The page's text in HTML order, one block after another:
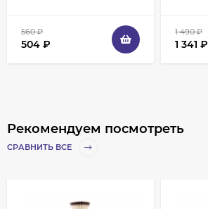
560₽
504 ₽
1 490₽
1 341 ₽
Рекомендуем посмотреть
СРАВНИТЬ ВСЕ